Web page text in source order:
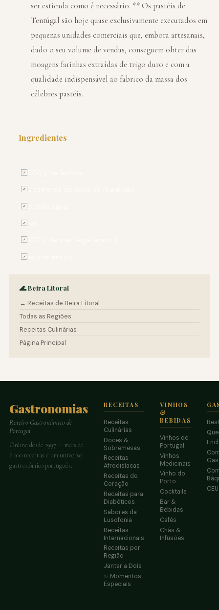
ser esticada como é necessário. ** Os pastéis de
Tentúgal são hoje quase exclusivamente executados em
pequenas unidades comerciais que, embora artesanais,
dado o seu volume de vendas, conseguem obter das
moagens farinhas extraídas de trigo duro e com a
qualidade indispensável ao fabrico da massa dos
célebres pastéis.
Ingredientes
✓
✓
✓
✓
✓
✓
🌊 Beira Litoral
← Receitas de Beira Litoral
Todas as Regiões
Receitas Culinárias
Página Principal
Gastronomias
Roteiro Gastronómico de
Portugal
Online desde 1997 — mais de
6.000 receitas e um universo
gastronómico português.
RECEITAS
Receitas
Culinárias
Doces &
Sobremesas
Receitas
Afrodisíacas
Receitas do
Coração
Receitas para
Diabéticos
Sabores da
Lusofonia
Receitas
Internacionais
Receitas por
Região
Jantar a Dois
✨ Momentos
Especiais
VINHOS
&
BEBIDAS
Vinhos de
Portugal
Vinhos
Medicinais
Vinho do
Porto
Cocktails
Bar &
Bebidas
Cafés
Chás &
Infusões